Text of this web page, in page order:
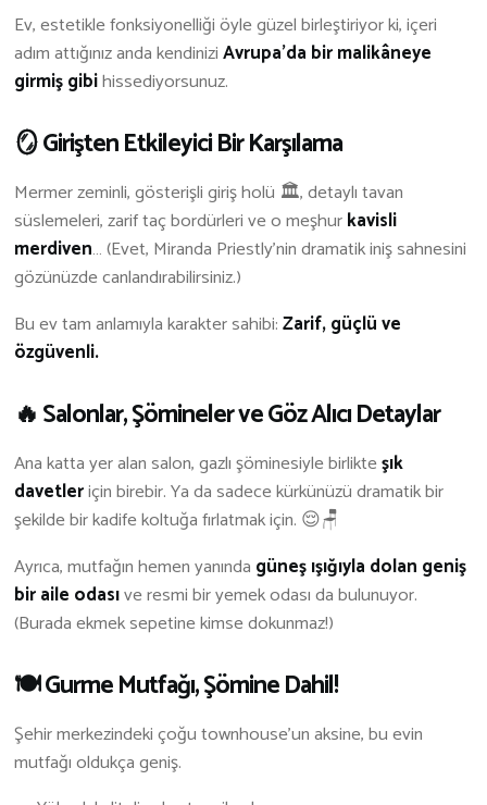
Ev, estetikle fonksiyonelliği öyle güzel birleştiriyor ki, içeri
adım attığınız anda kendiniziAvrupa’da bir malikâneye
girmiş gibihissediyorsunuz.
🪞 Girişten Etkileyici Bir Karşılama
Mermer zeminli, gösterişli giriş holü 🏛️, detaylı tavan
süslemeleri, zarif taç bordürleri ve o meşhurkavisli
merdiven… (Evet, Miranda Priestly’nin dramatik iniş sahnesini
gözünüzde canlandırabilirsiniz.)
Bu ev tam anlamıyla karakter sahibi:Zarif, güçlü ve
özgüvenli.
🔥 Salonlar, Şömineler ve Göz Alıcı Detaylar
Ana katta yer alan salon, gazlı şöminesiyle birlikteşık
davetleriçin birebir. Ya da sadece kürkünüzü dramatik bir
şekilde bir kadife koltuğa fırlatmak için. 😌🪑
Ayrıca, mutfağın hemen yanında güneş ışığıyla dolan geniş
bir aile odasıve resmi bir yemek odası da bulunuyor.
(Burada ekmek sepetine kimse dokunmaz!)
🍽️ Gurme Mutfağı, Şömine Dahil!
Şehir merkezindeki çoğu townhouse’un aksine, bu evin
mutfağı oldukça geniş.